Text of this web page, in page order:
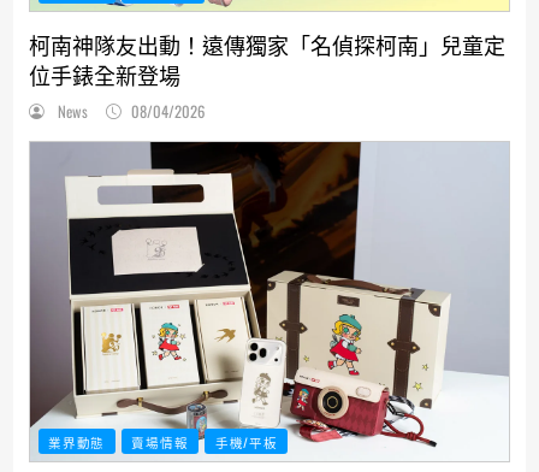
柯南神隊友出動！遠傳獨家「名偵探柯南」兒童定
位手錶全新登場
News 08/04/2026
業界動態 賣場情報 手機/平板